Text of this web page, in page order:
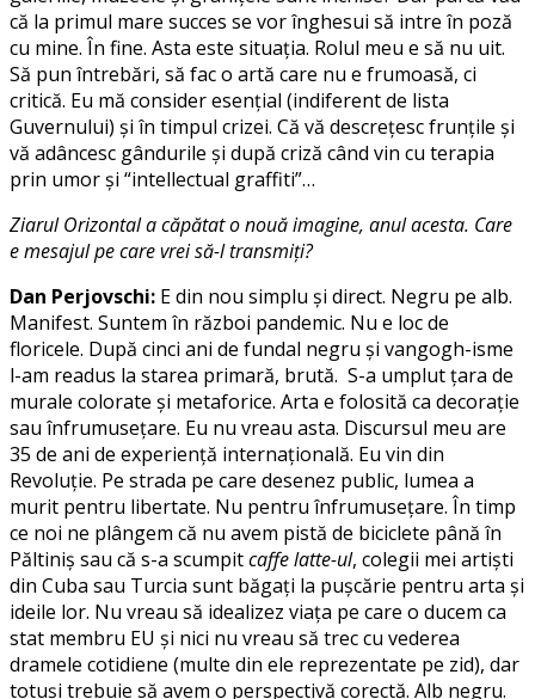
că la primul mare succes se vor înghesui să intre în poză
cu mine. În fine. Asta este situația. Rolul meu e să nu uit.
Să pun întrebări, să fac o artă care nu e frumoasă, ci
critică. Eu mă consider esențial (indiferent de lista
Guvernului) și în timpul crizei. Că vă descrețesc frunțile și
vă adâncesc gândurile și după criză când vin cu terapia
prin umor și “intellectual graffiti”…
Ziarul Orizontal a căpătat o nouă imagine, anul acesta. Care
e mesajul pe care vrei să-l transmiți?
Dan Perjovschi: E din nou simplu și direct. Negru pe alb.
Manifest. Suntem în război pandemic. Nu e loc de
floricele. După cinci ani de fundal negru și vangogh-isme
l-am readus la starea primară, brută. S-a umplut țara de
murale colorate și metaforice. Arta e folosită ca decorație
sau înfrumusețare. Eu nu vreau asta. Discursul meu are
35 de ani de experiență internațională. Eu vin din
Revoluție. Pe strada pe care desenez public, lumea a
murit pentru libertate. Nu pentru înfrumusețare. În timp
ce noi ne plângem că nu avem pistă de biciclete până în
Păltiniș sau că s-a scumpitcaffe latte-ul, colegii mei artiști
din Cuba sau Turcia sunt băgați la pușcărie pentru arta și
ideile lor. Nu vreau să idealizez viața pe care o ducem ca
stat membru EU și nici nu vreau să trec cu vederea
dramele cotidiene (multe din ele reprezentate pe zid), dar
totuși trebuie să avem o perspectivă corectă. Alb negru.